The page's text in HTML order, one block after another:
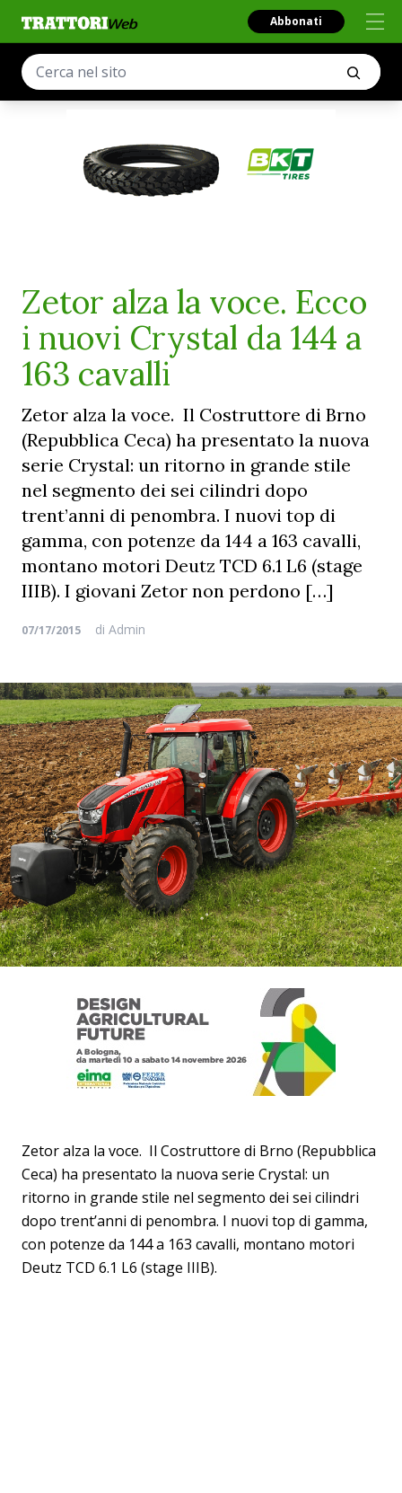
Abbonati
Zetor alza la voce. Ecco
i nuovi Crystal da 144 a
163 cavalli
Zetor alza la voce. Il Costruttore di Brno
(Repubblica Ceca) ha presentato la nuova
serie Crystal: un ritorno in grande stile
nel segmento dei sei cilindri dopo
trent’anni di penombra. I nuovi top di
gamma, con potenze da 144 a 163 cavalli,
montano motori Deutz TCD 6.1 L6 (stage
IIIB). I giovani Zetor non perdono […]
07/17/2015 di Admin
Zetor alza la voce. Il Costruttore di Brno (Repubblica
Ceca) ha presentato la nuova serie Crystal: un
ritorno in grande stile nel segmento dei sei cilindri
dopo trent’anni di penombra. I nuovi top di gamma,
con potenze da 144 a 163 cavalli, montano motori
Deutz TCD 6.1 L6 (stage IIIB).